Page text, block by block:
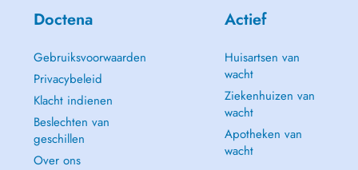
Doctena
Gebruiksvoorwaarden
Privacybeleid
Klacht indienen
Beslechten van
geschillen
Over ons
Actief
Huisartsen van
wacht
Ziekenhuizen van
wacht
Apotheken van
wacht